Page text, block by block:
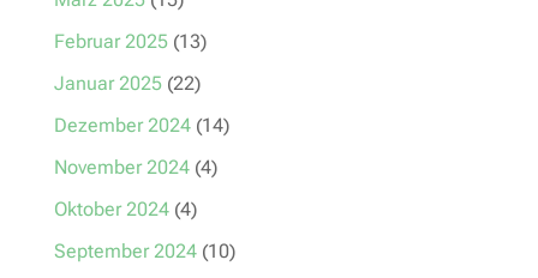
Februar 2025(13)
Januar 2025(22)
Dezember 2024(14)
November 2024(4)
Oktober 2024(4)
September 2024(10)